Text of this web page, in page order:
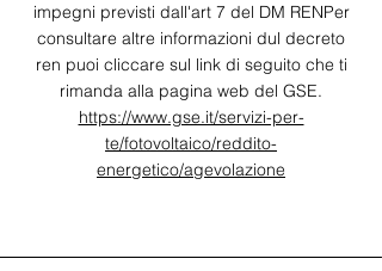
impegni previsti dall'art 7 del DM RENPer
consultare altre informazioni dul decreto
ren puoi cliccare sul link di seguito che ti
rimanda alla pagina web del GSE.
https://www.gse.it/servizi-per-
te/fotovoltaico/reddito-
energetico/agevolazione